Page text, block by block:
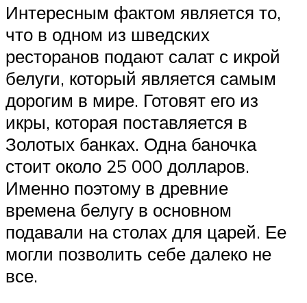
Интересным фактом является то,
что в одном из шведских
ресторанов подают салат с икрой
белуги, который является самым
дорогим в мире. Готовят его из
икры, которая поставляется в
Золотых банках. Одна баночка
стоит около 25 000 долларов.
Именно поэтому в древние
времена белугу в основном
подавали на столах для царей. Ее
могли позволить себе далеко не
все.